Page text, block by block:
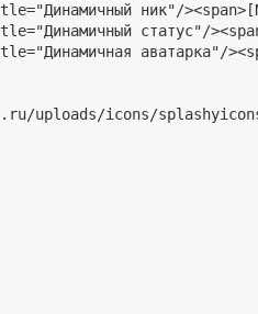
content .post-
14/29/60840.png) no-
none\"
ник"/
статус"/
аватарка"/
uploads/icons/